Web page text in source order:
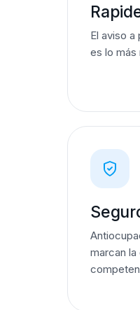
El aviso
es lo más
marcan